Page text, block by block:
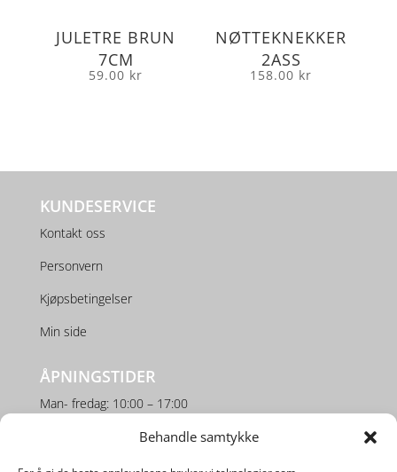
Behandle samtykke
JULETRE BRUN
7CM
59.00 kr
NØTTEKNEKKER
2ASS
158.00 kr
KUNDESERVICE
Kontakt oss
Personvern
Kjøpsbetingelser
Min side
ÅPNINGSTIDER
Man- fredag: 10:00 – 17:00
Lørdag: 10:00 – 16:00